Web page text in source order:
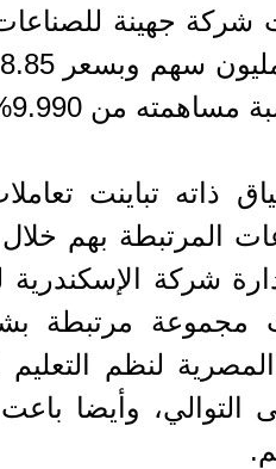
شركة جهينة
من 9.990% إلى 10.138%.
ذاته تباينت
المرتبطة بهم
شركة الإسكندرية
مجموعة مرتبطة
التوالي، وأيضا